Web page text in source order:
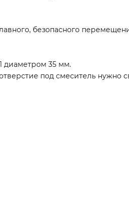
безопасного
диаметром 35 мм.
под смеситель нужно